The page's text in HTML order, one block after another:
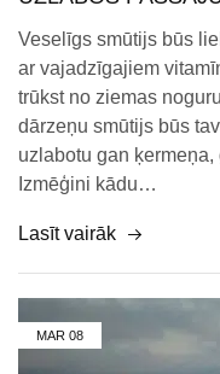
Veselīgs smūtijs būs
ar vajadzīgajiem
trūkst no ziemas
dārzeņu smūtijs būs
uzlabotu gan
Izmēģini kādu…
Lasīt vairāk
MAR 08